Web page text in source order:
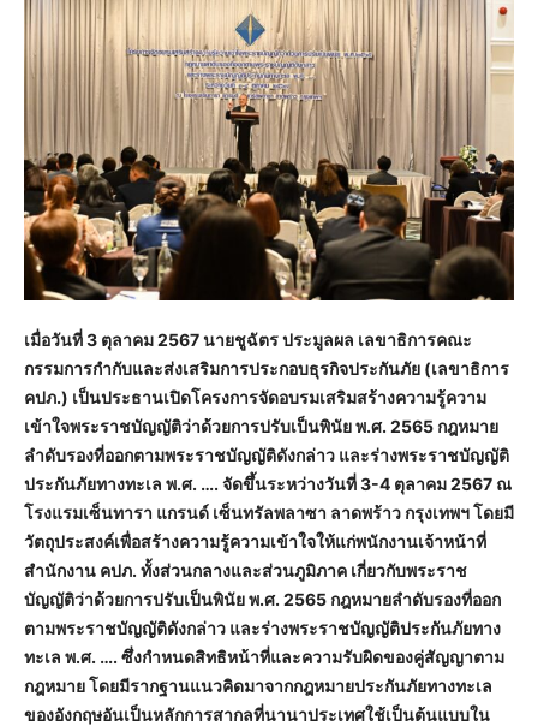
เมื่อวันที่ 3 ตุลาคม 2567 นายชูฉัตร ประมูลผล เลขาธิการคณะ
กรรมการกำกับและส่งเสริมการประกอบธุรกิจประกันภัย (เลขาธิการ
คปภ.) เป็นประธานเปิดโครงการจัดอบรมเสริมสร้างความรู้ความ
เข้าใจพระราชบัญญัติว่าด้วยการปรับเป็นพินัย พ.ศ. 2565 กฎหมาย
ลำดับรองที่ออกตามพระราชบัญญัติดังกล่าว และร่างพระราชบัญญัติ
ประกันภัยทางทะเล พ.ศ. …. จัดขึ้นระหว่างวันที่ 3-4 ตุลาคม 2567 ณ
โรงแรมเซ็นทารา แกรนด์ เซ็นทรัลพลาซา ลาดพร้าว กรุงเทพฯ โดยมี
วัตถุประสงค์เพื่อสร้างความรู้ความเข้าใจให้แก่พนักงานเจ้าหน้าที่
สำนักงาน คปภ. ทั้งส่วนกลางและส่วนภูมิภาค เกี่ยวกับพระราช
บัญญัติว่าด้วยการปรับเป็นพินัย พ.ศ. 2565 กฎหมายลำดับรองที่ออก
ตามพระราชบัญญัติดังกล่าว และร่างพระราชบัญญัติประกันภัยทาง
ทะเล พ.ศ. …. ซึ่งกำหนดสิทธิหน้าที่และความรับผิดของคู่สัญญาตาม
กฎหมาย โดยมีรากฐานแนวคิดมาจากกฎหมายประกันภัยทางทะเล
ของอังกฤษอันเป็นหลักการสากลที่นานาประเทศใช้เป็นต้นแบบใน